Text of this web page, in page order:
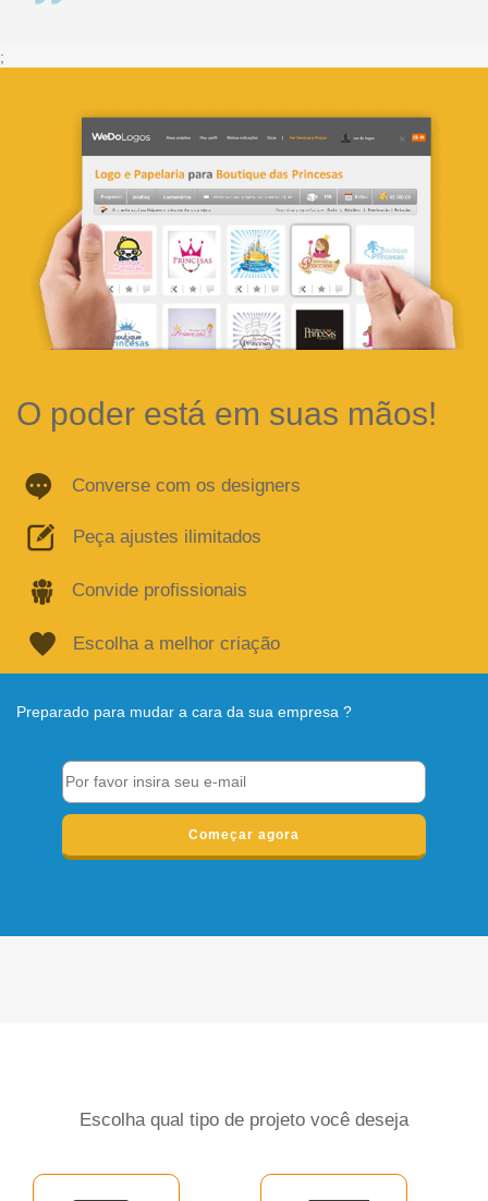
;
O poder está em suas mãos!
Converse com os designers
Peça ajustes ilimitados
Convide profissionais
Escolha a melhor criação
Preparado para mudar a cara da sua empresa ?
Começar agora
Escolha qual tipo de projeto você deseja